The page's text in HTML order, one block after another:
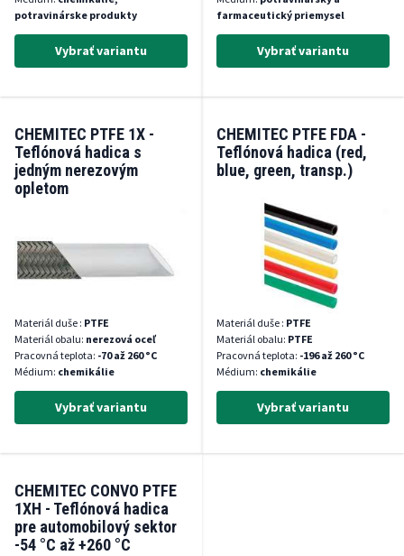
potravinárske produkty
Vybrať variantu
farmaceutický priemysel
Vybrať variantu
CHEMITEC PTFE 1X -
Teflónová hadica s
jedným nerezovým
opletom
Materiál duše : PTFE
Materiál obalu: nerezová oceľ
Pracovná teplota: -70 až 260 °C
Médium: chemikálie
Vybrať variantu
CHEMITEC PTFE FDA -
Teflónová hadica (red,
blue, green, transp.)
Materiál duše : PTFE
Materiál obalu: PTFE
Pracovná teplota: -196 až 260 °C
Médium: chemikálie
Vybrať variantu
CHEMITEC CONVO PTFE
1XH - Teflónová hadica
pre automobilový sektor
-54 °C až +260 °C